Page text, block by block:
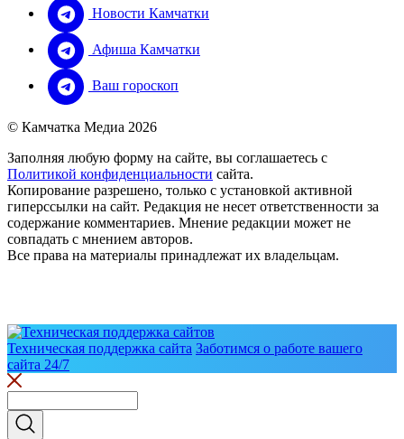
Новости Камчатки
Афиша Камчатки
Ваш гороскоп
© Камчатка Медиа 2026
Заполняя любую форму на сайте, вы соглашаетесь с
Политикой конфиденциальности сайта.
Копирование разрешено, только с установкой активной
гиперссылки на сайт. Редакция не несет ответственности за
содержание комментариев. Мнение редакции может не
совпадать с мнением авторов.
Все права на материалы принадлежат их владельцам.
Техническая поддержка сайта Заботимся о работе вашего
сайта 24/7